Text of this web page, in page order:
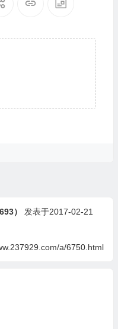
）
发表于2017-02-21
a/6750.html